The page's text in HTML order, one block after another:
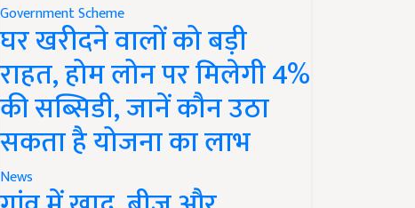
Government Scheme
घर खरीदने वालों को बड़ी
राहत, होम लोन पर मिलेगी 4%
की सब्सिडी, जानें कौन उठा
सकता है योजना का लाभ
News